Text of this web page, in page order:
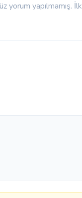
yorum yapılmamış.